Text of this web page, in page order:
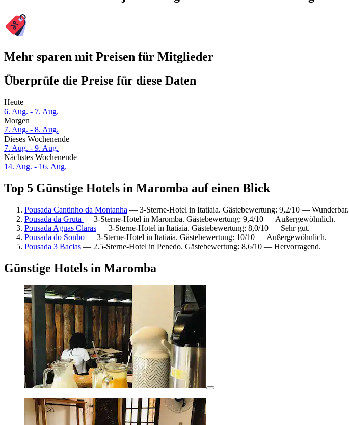
Mehr sparen mit Preisen für Mitglieder
Überprüfe die Preise für diese Daten
Heute
6. Aug. - 7. Aug.
Morgen
7. Aug. - 8. Aug.
Dieses Wochenende
7. Aug. - 9. Aug.
Nächstes Wochenende
14. Aug. - 16. Aug.
Top 5 Günstige Hotels in Maromba auf einen Blick
Pousada Cantinho da Montanha — 3-Sterne-Hotel in Itatiaia. Gästebewertung: 9,2/10 — Wunderbar.
Pousada da Gruta — 3-Sterne-Hotel in Maromba. Gästebewertung: 9,4/10 — Außergewöhnlich.
Pousada Aguas Claras — 3-Sterne-Hotel in Itatiaia. Gästebewertung: 8,0/10 — Sehr gut.
Pousada do Sonho — 3-Sterne-Hotel in Itatiaia. Gästebewertung: 10/10 — Außergewöhnlich.
Pousada 3 Bacias — 2.5-Sterne-Hotel in Penedo. Gästebewertung: 8,6/10 — Hervorragend.
Günstige Hotels in Maromba